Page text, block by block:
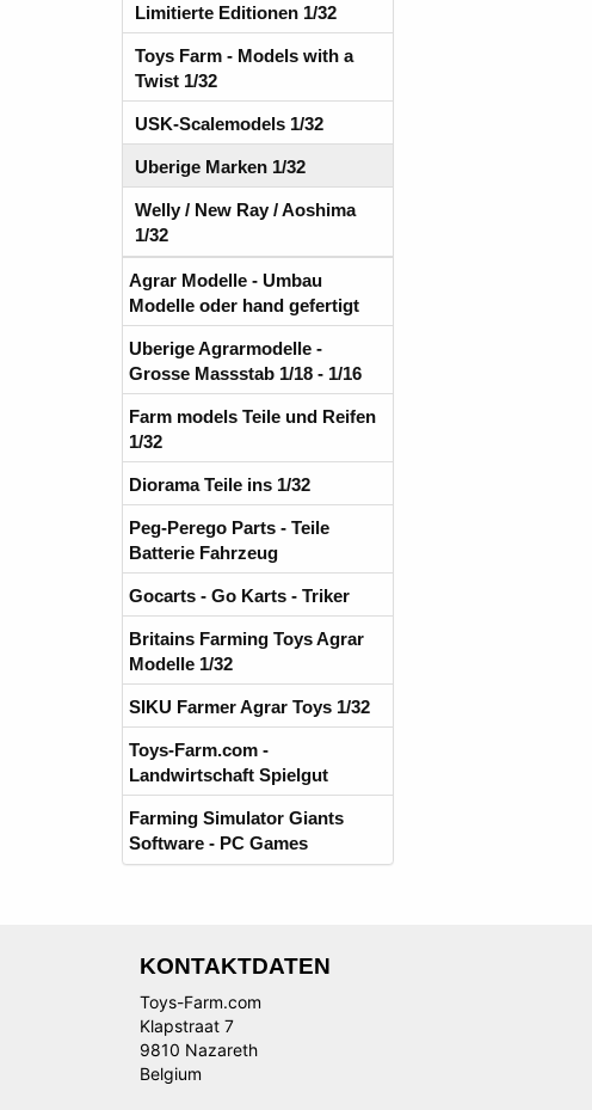
Limitierte Editionen 1/32
Toys Farm - Models with a
Twist 1/32
USK-Scalemodels 1/32
Uberige Marken 1/32
Welly / New Ray / Aoshima
1/32
Agrar Modelle - Umbau
Modelle oder hand gefertigt
Uberige Agrarmodelle -
Grosse Massstab 1/18 - 1/16
Farm models Teile und Reifen
1/32
Diorama Teile ins 1/32
Peg-Perego Parts - Teile
Batterie Fahrzeug
Gocarts - Go Karts - Triker
Britains Farming Toys Agrar
Modelle 1/32
SIKU Farmer Agrar Toys 1/32
Toys-Farm.com -
Landwirtschaft Spielgut
Farming Simulator Giants
Software - PC Games
KONTAKTDATEN
Toys-Farm.com
Klapstraat 7
9810 Nazareth
Belgium